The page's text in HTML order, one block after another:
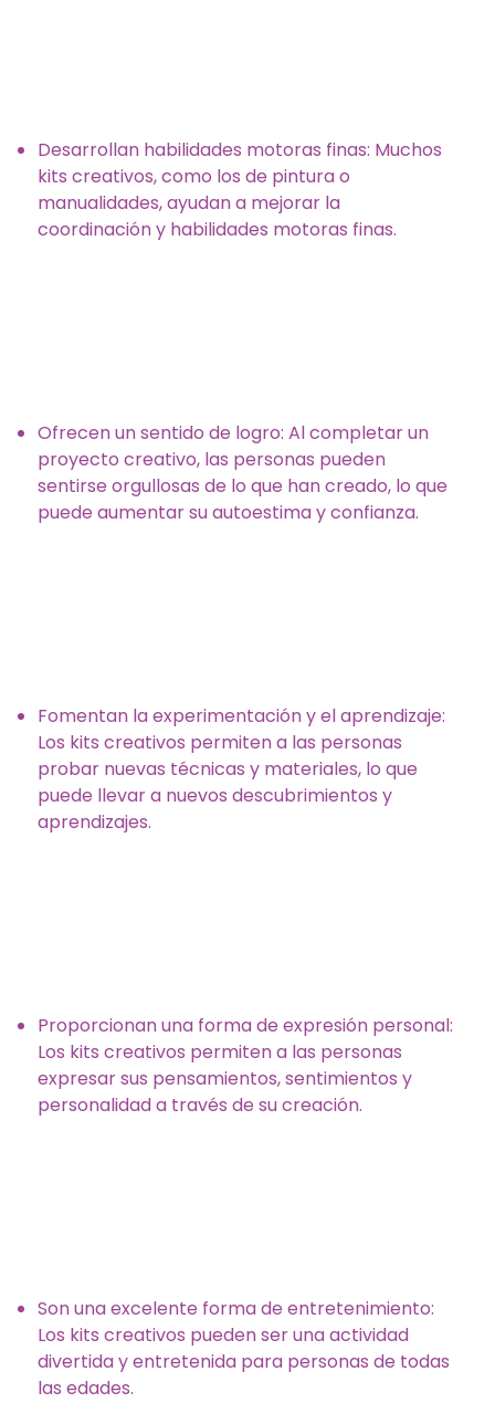
Desarrollan habilidades motoras finas: Muchos
kits creativos, como los de pintura o
manualidades, ayudan a mejorar la
coordinación y habilidades motoras finas.
Ofrecen un sentido de logro: Al completar un
proyecto creativo, las personas pueden
sentirse orgullosas de lo que han creado, lo que
puede aumentar su autoestima y confianza.
Fomentan la experimentación y el aprendizaje:
Los kits creativos permiten a las personas
probar nuevas técnicas y materiales, lo que
puede llevar a nuevos descubrimientos y
aprendizajes.
Proporcionan una forma de expresión personal:
Los kits creativos permiten a las personas
expresar sus pensamientos, sentimientos y
personalidad a través de su creación.
Son una excelente forma de entretenimiento:
Los kits creativos pueden ser una actividad
divertida y entretenida para personas de todas
las edades.